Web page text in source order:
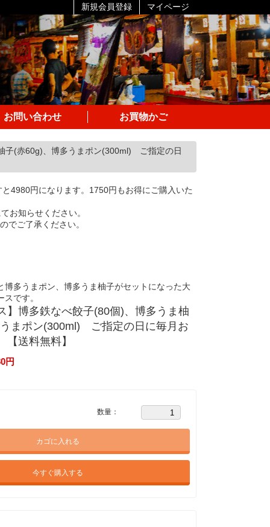
新規会員登録 マイページ
お問い合わせ お買物かご
子(赤60g)、博多うまポン(300ml) ご指定の日
4980円になります。1750円もお得にご購入いた
お知らせください。
でご了承ください。
博多うまポン、博多うま柚子がセットになった大
です。
】博多鉄なべ餃子(80個)、博多うま柚
まポン(300ml) ご指定の日に毎月お
送料無料】
円
数量：
カゴに入れる
今すぐ購入する